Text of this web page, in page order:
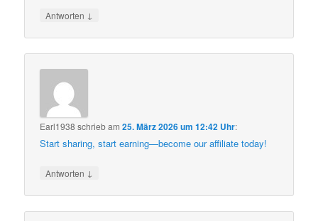
Antworten ↓
Earl1938 schriebam25. März 2026 um 12:42 Uhr:
Start sharing, start earning—become our affiliate today!
Antworten ↓